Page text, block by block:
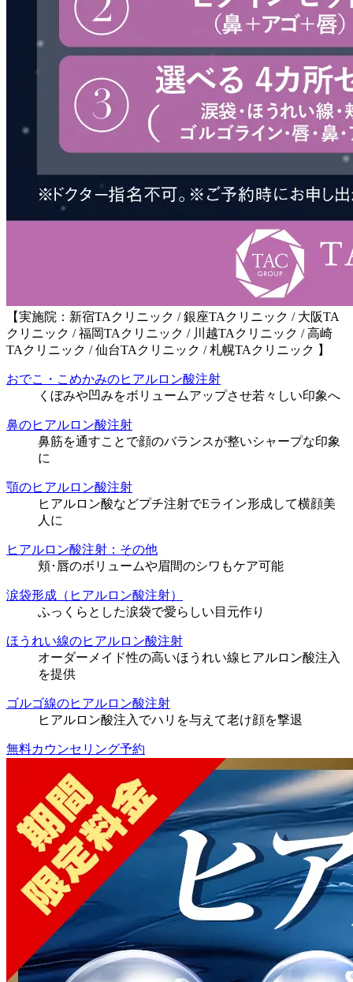
【実施院：新宿TAクリニック / 銀座TAクリニック / 大阪TA
クリニック / 福岡TAクリニック / 川越TAクリニック / 高崎
TAクリニック / 仙台TAクリニック / 札幌TAクリニック 】
おでこ・こめかみのヒアルロン酸注射
くぼみや凹みをボリュームアップさせ若々しい印象へ
鼻のヒアルロン酸注射
鼻筋を通すことで顔のバランスが整いシャープな印象
に
顎のヒアルロン酸注射
ヒアルロン酸などプチ注射でEライン形成して横顔美
人に
ヒアルロン酸注射：その他
頬･唇のボリュームや眉間のシワもケア可能
涙袋形成（ヒアルロン酸注射）
ふっくらとした涙袋で愛らしい目元作り
ほうれい線のヒアルロン酸注射
オーダーメイド性の高いほうれい線ヒアルロン酸注入
を提供
ゴルゴ線のヒアルロン酸注射
ヒアルロン酸注入でハリを与えて老け顔を撃退
無料カウンセリング予約